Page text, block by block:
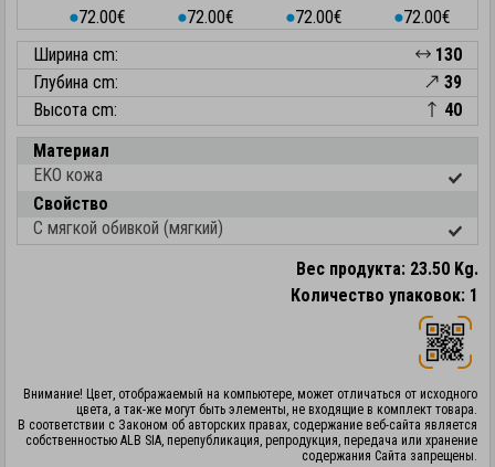
⬤72.00€ ⬤72.00€ ⬤72.00€ ⬤72.00€
Ширина cm:
130
Глубина cm:
39
Высота cm:
40
Материал
EKO кожа
Свойство
С мягкой обивкой (мягкий)
Вес продукта: 23.50 Kg.
Количество упаковок: 1
Внимание! Цвет, отображаемый на компьютере, может отличаться от исходного
цвета, а так-же могут быть элементы, не входящие в комплект товара.
В соответствии с Законом об авторских правах, содержание веб-сайта является
собственностью ALB SIA, перепубликация, репродукция, передача или хранение
содержания Сайта запрещены.